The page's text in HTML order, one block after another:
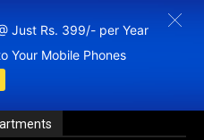
Just Rs. 399/- per Year
Your Mobile Phones